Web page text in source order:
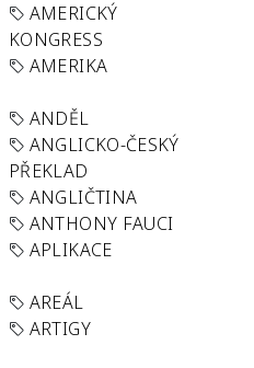
AMERICKÝ
KONGRESS
AMERIKA
ANDĚL
ANGLICKO-ČESKÝ
PŘEKLAD
ANGLIČTINA
ANTHONY FAUCI
APLIKACE
AREÁL
ARTIGY